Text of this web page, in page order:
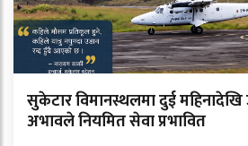
सुकेटार विमानस्थलमा दुई महिनादेखि
अभावले नियमित सेवा प्रभावित